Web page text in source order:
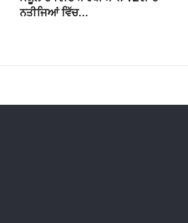
ਨਤੀਜਿਆਂ ਵਿੱਚ…